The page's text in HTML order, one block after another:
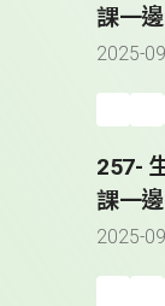
課一
2025-
257-
課一
2025-